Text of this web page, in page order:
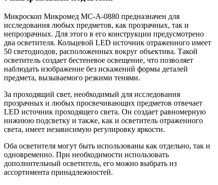
Микроскоп Микромед MC-А-0880 предназначен для
исследования любых предметов, как прозрачных, так и
непрозрачных. Для этого в его конструкции предусмотрено
два осветителя. Кольцевой LED источник отраженного имеет
50 светодиодов, расположенных вокруг объектива. Такой
осветитель создает бестеневое освещение, что позволяет
наблюдать изображение без искажений формы деталей
предмета, вызываемого резкими тенями.
За проходящий свет, необходимый для исследования
прозрачных и любых просвечивающих предметов отвечает
LED источник проходящего света. Он создает равномерную
нижнюю подсветку и также, как и осветитель отраженного
света, имеет независимую регулировку яркости.
Оба осветителя могут быть использованы как отдельно, так и
одновременно. При необходимости использовать
дополнительный осветитель, его можно выбрать из
ассортимента принадлежностей.